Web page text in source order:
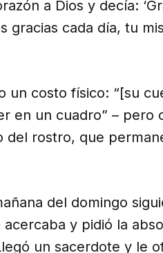
a Dios y decía:
gracias cada día, tu
un costo físico: “[su
en un cuadro” – pero
del rostro, que
del domingo
y pidió la
un sacerdote y le